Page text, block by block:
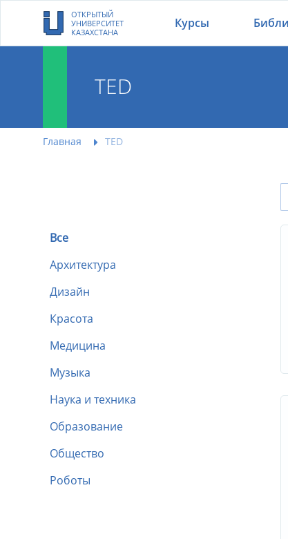
ОТКРЫТЫЙ
УНИВЕРСИТЕТ
КАЗАХСТАНА
Курсы
TED
Главная TED
Все
Архитектура
Дизайн
Красота
Медицина
Музыка
Наука и техника
Образование
Общество
Роботы